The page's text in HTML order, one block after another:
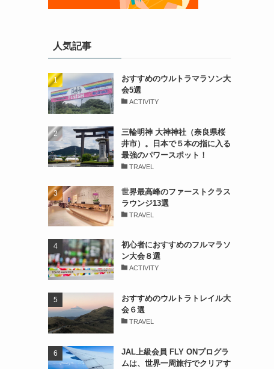
人気記事
おすすめのウルトラマラソン大
会5選
ACTIVITY
三輪明神 大神神社（奈良県桜
井市）。日本で５本の指に入る
最強のパワースポット！
TRAVEL
世界最高峰のファーストクラス
ラウンジ13選
TRAVEL
初心者におすすめのフルマラソ
ン大会８選
ACTIVITY
おすすめのウルトラトレイル大
会６選
TRAVEL
JAL上級会員 FLY ONプログラ
ムは、世界一周旅行でクリアす